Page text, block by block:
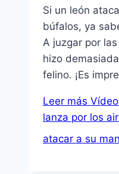
Si un león
búfalos, ya
A juzgar por
hizo
felino. ¡Es
Leer más
lanza por los
atacar a su